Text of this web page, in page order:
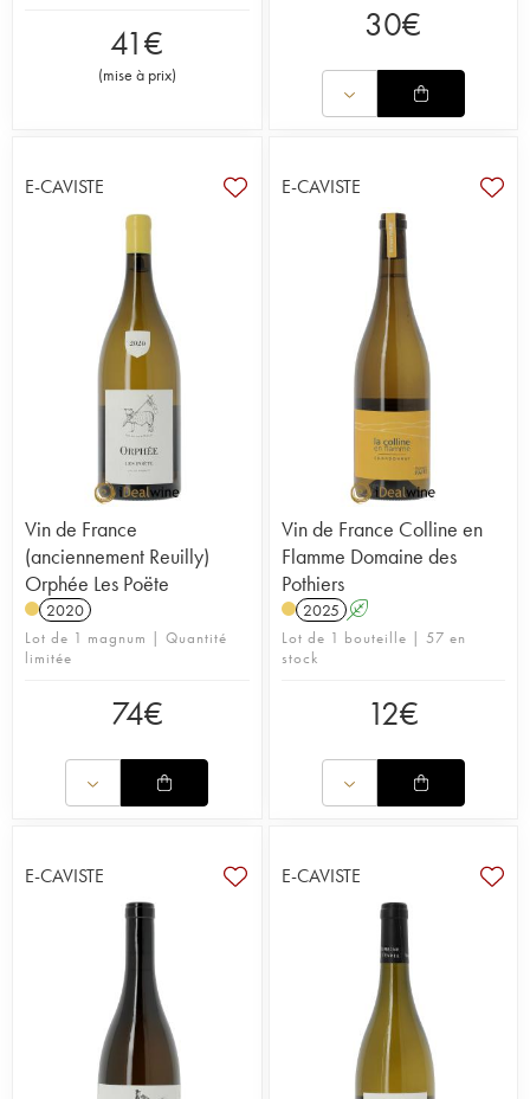
41€
(mise à prix)
30€
E-CAVISTE
Vin de France
(anciennement Reuilly)
Orphée Les Poëte
2020
Lot de 1 magnum | Quantité
limitée
74€
E-CAVISTE
Vin de France Colline en
Flamme Domaine des
Pothiers
2025 A
Lot de 1 bouteille | 57 en
stock
12€
E-CAVISTE E-CAVISTE